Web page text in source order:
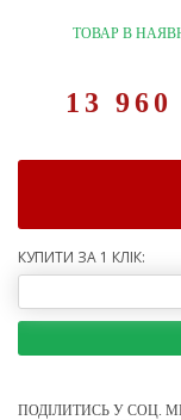
ТОВАР В
13
КУПИТИ ЗА 1 КЛІК:
ПОДІЛИТИСЬ У СОЦ.